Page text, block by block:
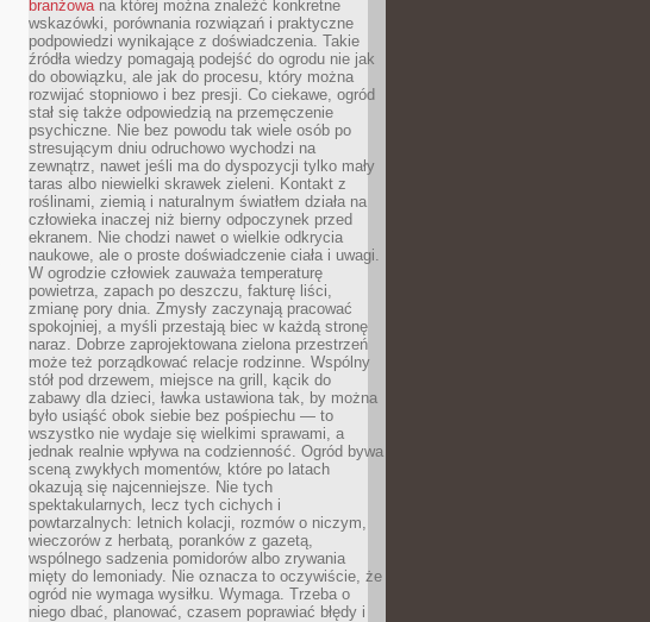
branżowana której można znaleźć konkretne
wskazówki, porównania rozwiązań i praktyczne
podpowiedzi wynikające z doświadczenia. Takie
źródła wiedzy pomagają podejść do ogrodu nie jak
do obowiązku, ale jak do procesu, który można
rozwijać stopniowo i bez presji. Co ciekawe, ogród
stał się także odpowiedzią na przemęczenie
psychiczne. Nie bez powodu tak wiele osób po
stresującym dniu odruchowo wychodzi na
zewnątrz, nawet jeśli ma do dyspozycji tylko mały
taras albo niewielki skrawek zieleni. Kontakt z
roślinami, ziemią i naturalnym światłem działa na
człowieka inaczej niż bierny odpoczynek przed
ekranem. Nie chodzi nawet o wielkie odkrycia
naukowe, ale o proste doświadczenie ciała i uwagi.
W ogrodzie człowiek zauważa temperaturę
powietrza, zapach po deszczu, fakturę liści,
zmianę pory dnia. Zmysły zaczynają pracować
spokojniej, a myśli przestają biec w każdą stronę
naraz. Dobrze zaprojektowana zielona przestrzeń
może też porządkować relacje rodzinne. Wspólny
stół pod drzewem, miejsce na grill, kącik do
zabawy dla dzieci, ławka ustawiona tak, by można
było usiąść obok siebie bez pośpiechu — to
wszystko nie wydaje się wielkimi sprawami, a
jednak realnie wpływa na codzienność. Ogród bywa
sceną zwykłych momentów, które po latach
okazują się najcenniejsze. Nie tych
spektakularnych, lecz tych cichych i
powtarzalnych: letnich kolacji, rozmów o niczym,
wieczorów z herbatą, poranków z gazetą,
wspólnego sadzenia pomidorów albo zrywania
mięty do lemoniady. Nie oznacza to oczywiście, że
ogród nie wymaga wysiłku. Wymaga. Trzeba o
niego dbać, planować, czasem poprawiać błędy i